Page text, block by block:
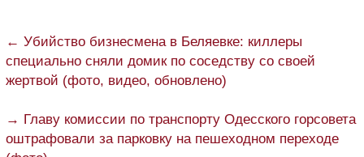
← Убийство бизнесмена в Беляевке: киллеры
специально сняли домик по соседству со своей
жертвой (фото, видео, обновлено)
→ Главу комиссии по транспорту Одесского горсовета
оштрафовали за парковку на пешеходном переходе